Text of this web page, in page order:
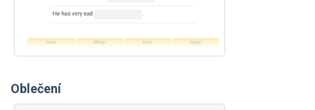
Oblečení